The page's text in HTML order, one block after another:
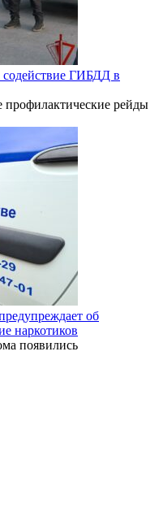
ГИБДД в
рейды
об
наркотиков
появились